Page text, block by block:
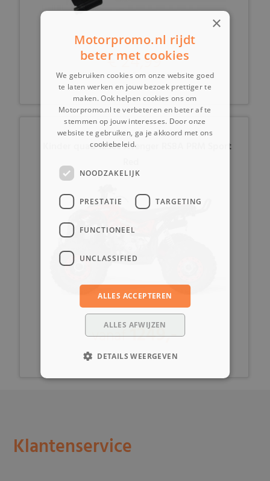
€ 24,99
Kinder quad 125cc Avenger RS8A PRM Sport
vanaf1249,-
Klantenservice
×
Motorpromo.nl rijdt
beter met cookies
We gebruiken cookies om onze website goed
te laten werken en jouw bezoek prettiger te
maken. Ook helpen cookies ons om
Motorpromo.nl te verbeteren en beter af te
stemmen op jouw interesses. Door onze
website te gebruiken, ga je akkoord met ons
cookiebeleid.
NOODZAKELIJK
PRESTATIE TARGETING
FUNCTIONEEL
UNCLASSIFIED
ALLES ACCEPTEREN
ALLES AFWIJZEN
DETAILS WEERGEVEN